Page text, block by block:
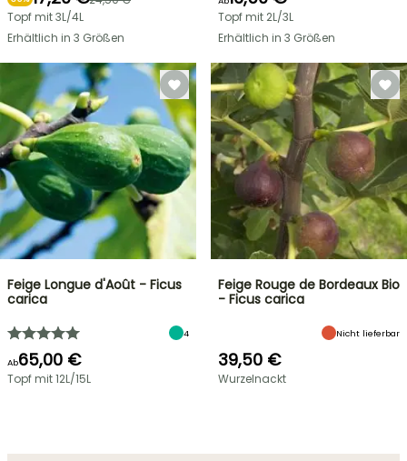
Topf mit 3L/4L
Erhältlich in 3 Größen
Topf mit 2L/3L
Erhältlich in 3 Größen
Feige Longue d'Août - Ficus
carica
4
Ab65,00 €
Topf mit 12L/15L
Feige Rouge de Bordeaux Bio
- Ficus carica
Nicht lieferbar
39,50 €
Wurzelnackt